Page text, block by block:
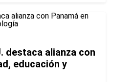
destaca alianza con
educación y